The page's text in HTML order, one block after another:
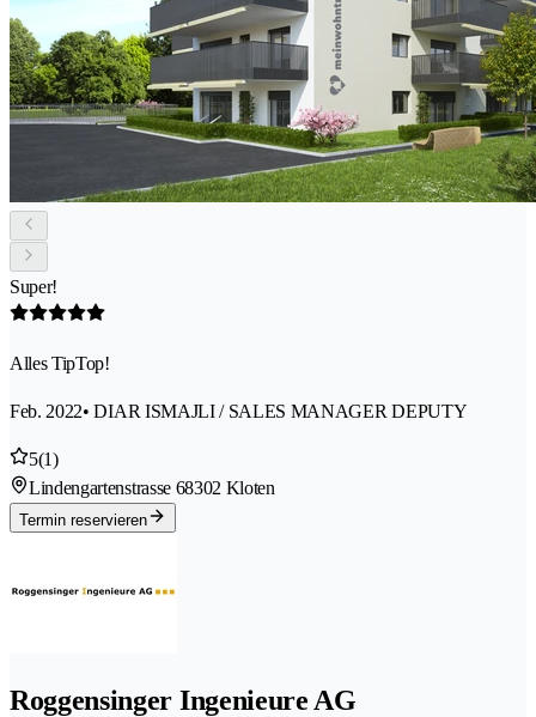
Super!
Alles TipTop!
Feb. 2022• DIAR ISMAJLI / SALES MANAGER DEPUTY
5(1)
Lindengartenstrasse 68302 Kloten
Termin reservieren
Roggensinger Ingenieure AG